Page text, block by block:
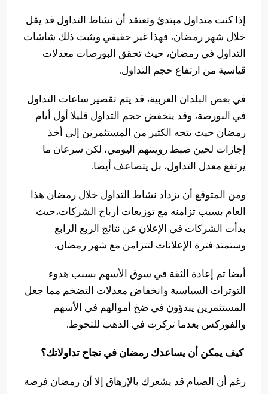
إذا كنت متداول مبتدئ وتعتقد أن نشاط التداول قد يقل
خلال شهر رمضان، فهذا غير حقيقي ويثبت ذلك شاشات
التداول في رمضان، حيث تحقق البورصات معدلات
قياسية من ارتفاع حجم التداول.
في بعض البلدان العربية، قد يتم تقصير ساعات التداول
في البورصة، وقد ينخفض حجم التداول قليلا أول أيام
رمضان حيث يتجه الكثير من المستثمرين إلى أخذ
إجازات لحين ضبط رويتنهم اليومي، لكن سرعان ما
يرتفع معدل التداول، بل يتضاعف أيضا.
ومن المتوقع أن يزداد نشاط التداول خلال رمضان هذا
العام بسبب تزامنه مع توزيعات أرباح الشركات،حيث
بدأت الشركات في الإعلان عن نتائج الربع الرابع
وستمتد فترة الإعلانات لتتزامن مع شهر رمضان.
أيضا تم إعادة الثقة في سوق الأسهم بسبب هدوء
التوترات السياسية وانخفاض معدلات التضخم مما جعل
المستثمرين يبدؤون في ضخ أموالهم في الأسهم
والفوركس بعدما تركزت في الذهب للتحوط.
كيف يمكن أن يساعدك رمضان في نجاح تداولاتك؟
رغم أن الصيام قد يشعرك بالإرهاق إلا أن رمضان فرصة